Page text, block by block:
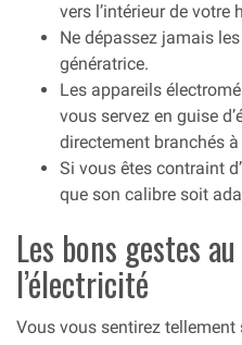
vers l’intérieur de votre
Ne dépassez jamais
génératrice.
Les appareils
vous servez en guise
directement branchés
Si vous êtes contraint
que son calibre soit
Les bons gestes
l’électricité
Vous vous sentirez